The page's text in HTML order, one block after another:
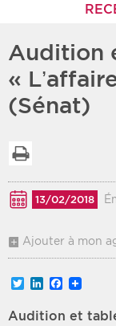
Médico-social
Période
Audition
«
(Sénat)
13/02/2018
Ajouter à mon
TwitterLinkedInFacebook
Audition et